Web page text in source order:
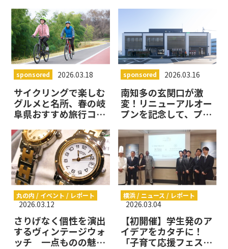
sponsored 2026.03.18
サイクリングで楽しむ
グルメと名所、春の岐
阜県おすすめ旅行コー
sponsored 2026.03.16
南知多の玄関口が激
変！リニューアルオー
プンを記念して、プレ
港で南知多を感じよう
キャンペーン」を実施
中！
丸の内 / イベント / レポート
2026.03.12
さりげなく個性を演出
するヴィンテージウォ
ッチ 一点ものの魅力
横浜 / ニュース / レポート
2026.03.04
【初開催】学生発のア
イデアをカタチに！
「子育て応援フェステ